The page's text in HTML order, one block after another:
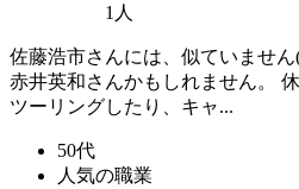
1人
佐藤浩市さんには、似ていません
赤井英和さんかもしれません。
ツーリングしたり、キャ...
50代
人気の職業